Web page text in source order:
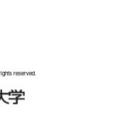
reserved.